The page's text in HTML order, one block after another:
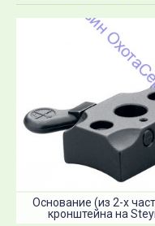
Основание (из 2-х
кронштейна на